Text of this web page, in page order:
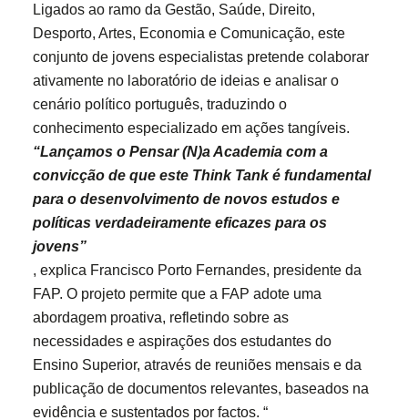
Ligados ao ramo da Gestão, Saúde, Direito,
Desporto, Artes, Economia e Comunicação, este
conjunto de jovens especialistas pretende colaborar
ativamente no laboratório de ideias e analisar o
cenário político português, traduzindo o
conhecimento especializado em ações tangíveis.
“Lançamos o Pensar (N)a Academia com a
convicção de que este Think Tank é fundamental
para o desenvolvimento de novos estudos e
políticas verdadeiramente eficazes para os
jovens”
, explica Francisco Porto Fernandes, presidente da
FAP. O projeto permite que a FAP adote uma
abordagem proativa, refletindo sobre as
necessidades e aspirações dos estudantes do
Ensino Superior, através de reuniões mensais e da
publicação de documentos relevantes, baseados na
evidência e sustentados por factos. “